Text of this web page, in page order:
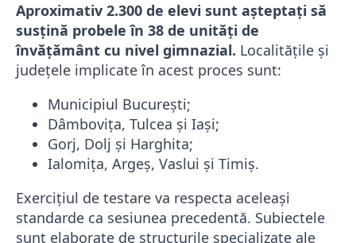
Aproximativ 2.300 de elevi sunt așteptați să
susțină probele în 38 de unități de
învățământ cu nivel gimnazial. Localitățile și
județele implicate în acest proces sunt:
Municipiul București;
Dâmbovița, Tulcea și Iași;
Gorj, Dolj și Harghita;
Ialomița, Argeș, Vaslui și Timiș.
Exercițiul de testare va respecta aceleași
standarde ca sesiunea precedentă. Subiectele
sunt elaborate de structurile specializate ale